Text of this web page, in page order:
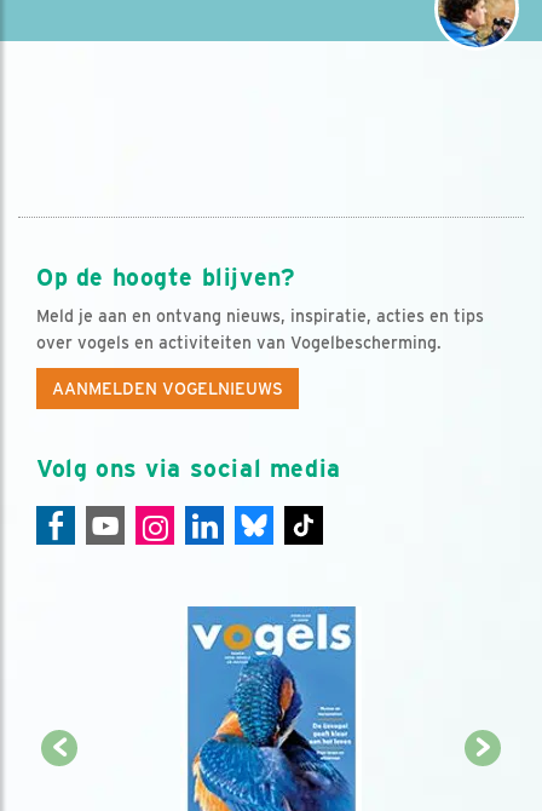
Op de hoogte blijven?
Meld je aan en ontvang nieuws, inspiratie, acties en tips
over vogels en activiteiten van Vogelbescherming.
AANMELDEN VOGELNIEUWS
Volg ons via social media